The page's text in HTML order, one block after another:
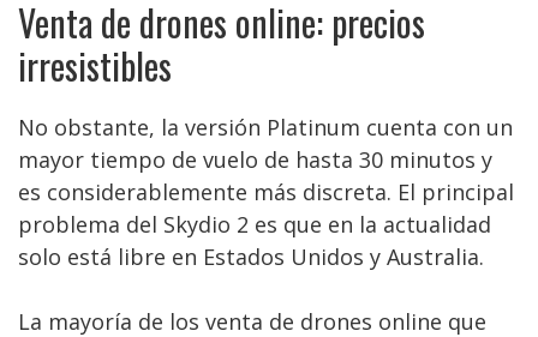
Venta de drones online: precios
irresistibles
No obstante, la versión Platinum cuenta con un
mayor tiempo de vuelo de hasta 30 minutos y
es considerablemente más discreta. El principal
problema del Skydio 2 es que en la actualidad
solo está libre en Estados Unidos y Australia.
La mayoría de los venta de drones online que